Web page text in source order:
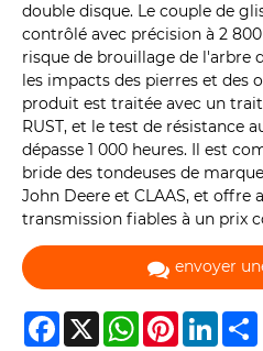
double disque. Le couple de
contrôlé avec précision à 2
risque de brouillage de l'arbre
les impacts des pierres et des
produit est traitée avec un
RUST, et le test de résistance
dépasse 1 000 heures. Il est
bride des tondeuses de
John Deere et CLAAS, et offre
transmission fiables à un prix
envoyer
Facebook
X WhatsAppPinterest